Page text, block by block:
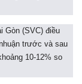
Gòn (SVC) điều
trước và sau
10-12% so